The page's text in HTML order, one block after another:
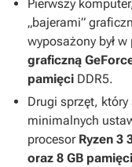
Pierwszy
„bajerami”
wyposażony był
graficzną
pamięci DDR5.
Drugi sprzęt, który
minimalnych
procesor Ryzen 3
oraz 8 GB